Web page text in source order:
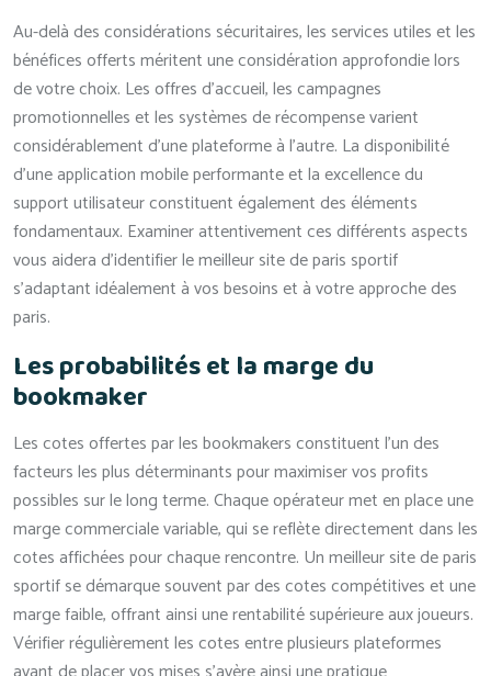
Au-delà des considérations sécuritaires, les services utiles et les
bénéfices offerts méritent une considération approfondie lors
de votre choix. Les offres d’accueil, les campagnes
promotionnelles et les systèmes de récompense varient
considérablement d’une plateforme à l’autre. La disponibilité
d’une application mobile performante et la excellence du
support utilisateur constituent également des éléments
fondamentaux. Examiner attentivement ces différents aspects
vous aidera d’identifier le meilleur site de paris sportif
s’adaptant idéalement à vos besoins et à votre approche des
paris.
Les probabilités et la marge du
bookmaker
Les cotes offertes par les bookmakers constituent l’un des
facteurs les plus déterminants pour maximiser vos profits
possibles sur le long terme. Chaque opérateur met en place une
marge commerciale variable, qui se reflète directement dans les
cotes affichées pour chaque rencontre. Un meilleur site de paris
sportif se démarque souvent par des cotes compétitives et une
marge faible, offrant ainsi une rentabilité supérieure aux joueurs.
Vérifier régulièrement les cotes entre plusieurs plateformes